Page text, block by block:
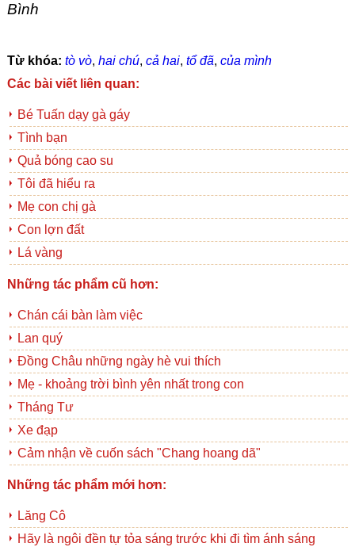
Bình
Từ khóa: tò vò, hai chú, cả hai, tổ đã, của mình
Các bài viết liên quan:
Bé Tuấn dạy gà gáy
Tình bạn
Quả bóng cao su
Tôi đã hiểu ra
Mẹ con chị gà
Con lợn đất
Lá vàng
Những tác phẩm cũ hơn:
Chán cái bàn làm việc
Lan quý
Đồng Châu những ngày hè vui thích
Mẹ - khoảng trời bình yên nhất trong con
Tháng Tư
Xe đạp
Cảm nhận về cuốn sách "Chang hoang dã"
Những tác phẩm mới hơn:
Lăng Cô
Hãy là ngôi đền tự tỏa sáng trước khi đi tìm ánh sáng